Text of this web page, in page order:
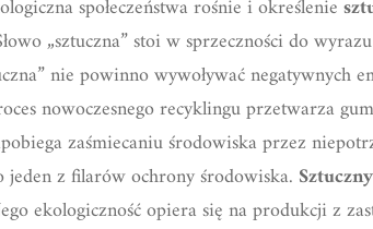
społeczeństwa rośnie i określenie
„sztuczna” stoi w sprzeczności do
nie powinno wywoływać
nowoczesnego recyklingu przetwarza
zaśmiecaniu środowiska przez
z filarów ochrony środowiska.
ekologiczność opiera się na produkcji z